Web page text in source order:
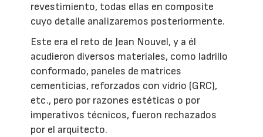
revestimiento, todas ellas en composite
cuyo detalle analizaremos posteriormente.
Este era el reto de Jean Nouvel, y a él
acudieron diversos materiales, como ladrillo
conformado, paneles de matrices
cementicias, reforzados con vidrio (GRC),
etc., pero por razones estéticas o por
imperativos técnicos, fueron rechazados
por el arquitecto.